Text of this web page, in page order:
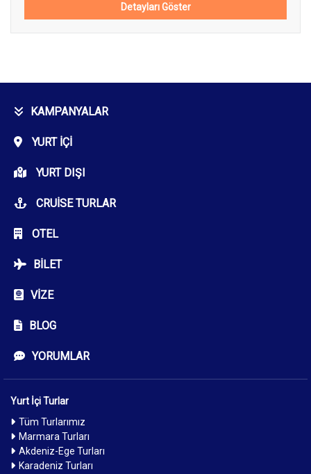
Detayları Göster
KAMPANYALAR
YURT İÇI
YURT DIŞI
CRUISE TURLAR
OTEL
BILET
VIZE
BLOG
YORUMLAR
Yurt İçi Turlar
Tüm Turlarımız
Marmara Turları
Akdeniz-Ege Turları
Karadeniz Turları